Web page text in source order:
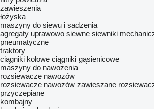
zawieszenia
łożyska
maszyny do siewu i sadzenia
agregaty uprawowo siewne siewniki
pneumatyczne
traktory
ciągniki kołowe ciągniki gąsienicowe
maszyny do nawożenia
rozsiewacze nawozów
rozsiewacze nawozów zawieszane
przyczepiane
kombajny